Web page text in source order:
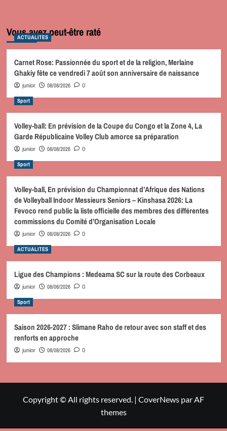
Vous avez peut-être raté
ACTUALITES
Carnet Rose: Passionnée du sport et de la religion, Merlaine
Ghakiy fête ce vendredi 7 août son anniversaire de naissance
junior 08/08/2026 0
Sport
Volley-ball: En prévision de la Coupe du Congo et la Zone 4, La
Garde Républicaine Volley Club amorce sa préparation
junior 08/08/2026 0
Sport
Volley-ball, En prévision du Championnat d’Afrique des Nations
de Volleyball Indoor Messieurs Seniors – Kinshasa 2026: La
Fevoco rend public la liste officielle des membres des différentes
commissions du Comité d’Organisation Locale
junior 08/08/2026 0
ACTUALITES
Ligue des Champions : Medeama SC sur la route des Corbeaux
junior 08/08/2026 0
Sport
Saison 2026-2027 : Slimane Raho de retour avec son staff et des
renforts en approche
junior 08/08/2026 0
Copyright © All rights reserved. | CoverNews par AF
themes